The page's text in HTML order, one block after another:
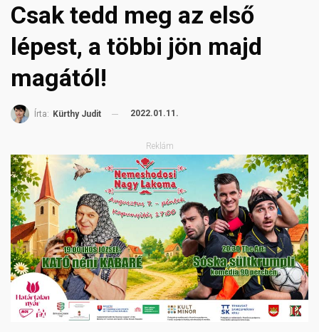
Csak tedd meg az első
lépest, a többi jön majd
magától!
Írta: Kürthy Judit 2022.01.11.
Reklám